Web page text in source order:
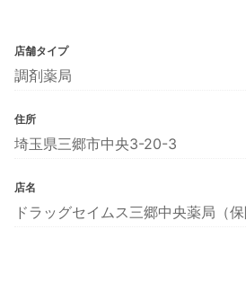
店舗タイプ
調剤薬局
住所
埼玉県三郷市中央3-20-3
店名
ドラッグセイムス三郷中央薬局（保